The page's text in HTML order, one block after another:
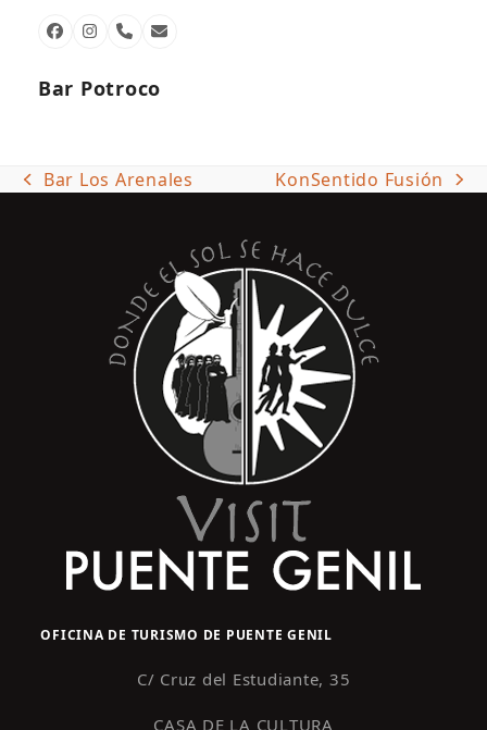
FacebookInstagram
NúmeroCorreo
Bar Potroco
previous
Bar Los Arenales
next
KonSentido Fusión
OFICINA DE TURISMO DE PUENTE GENIL
C/ Cruz del Estudiante, 35
CASA DE LA CULTURA